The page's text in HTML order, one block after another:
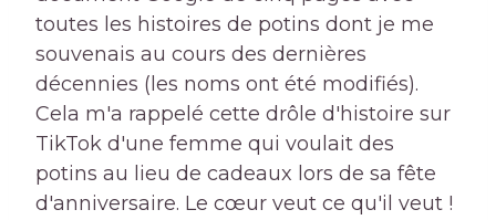
toutes les histoires de potins dont je me
souvenais au cours des dernières
décennies (les noms ont été modifiés).
Cela m'a rappelé cette drôle d'histoire sur
TikTok d'une femme qui voulait des
potins au lieu de cadeaux lors de sa fête
d'anniversaire. Le cœur veut ce qu'il veut !